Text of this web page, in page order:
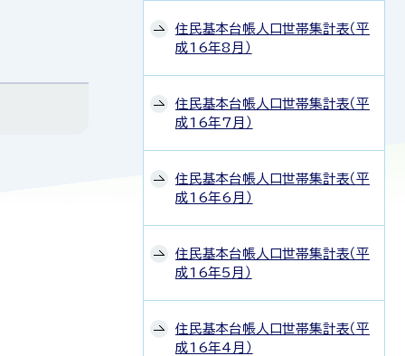
住民基本台帳人口世帯集計表（平
成16年8月）
住民基本台帳人口世帯集計表（平
成16年7月）
住民基本台帳人口世帯集計表（平
成16年6月）
住民基本台帳人口世帯集計表（平
成16年5月）
住民基本台帳人口世帯集計表（平
成16年4月）